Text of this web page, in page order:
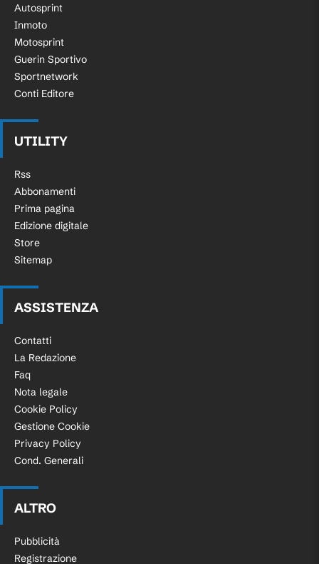
Autosprint
Inmoto
Motosprint
Guerin Sportivo
Sportnetwork
Conti Editore
UTILITY
Rss
Abbonamenti
Prima pagina
Edizione digitale
Store
Sitemap
ASSISTENZA
Contatti
La Redazione
Faq
Nota legale
Cookie Policy
Gestione Cookie
Privacy Policy
Cond. Generali
ALTRO
Pubblicità
Registrazione